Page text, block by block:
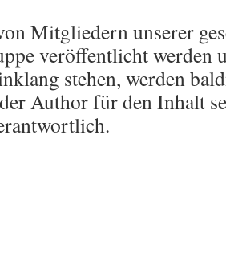
Mitgliedern unserer
veröffentlicht werden
stehen, werden
Author für den Inhalt